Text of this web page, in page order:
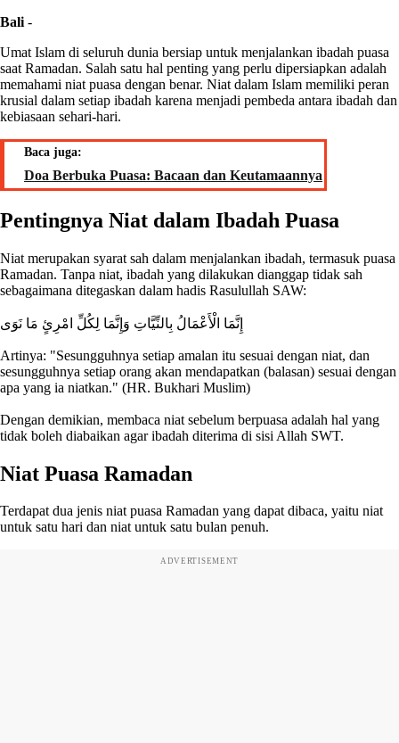
Bali -
Umat Islam di seluruh dunia bersiap untuk menjalankan ibadah puasa
saat Ramadan. Salah satu hal penting yang perlu dipersiapkan adalah
memahami niat puasa dengan benar. Niat dalam Islam memiliki peran
krusial dalam setiap ibadah karena menjadi pembeda antara ibadah dan
kebiasaan sehari-hari.
Baca juga:
Doa Berbuka Puasa: Bacaan dan Keutamaannya
Pentingnya Niat dalam Ibadah Puasa
Niat merupakan syarat sah dalam menjalankan ibadah, termasuk puasa
Ramadan. Tanpa niat, ibadah yang dilakukan dianggap tidak sah
sebagaimana ditegaskan dalam hadis Rasulullah SAW:
إِنَّمَا الْأَعْمَالُ بِالنِّيَّاتِ وَإِنَّمَا لِكُلِّ امْرِئٍ مَا نَوَى
Artinya: "Sesungguhnya setiap amalan itu sesuai dengan niat, dan
sesungguhnya setiap orang akan mendapatkan (balasan) sesuai dengan
apa yang ia niatkan." (HR. Bukhari Muslim)
Dengan demikian, membaca niat sebelum berpuasa adalah hal yang
tidak boleh diabaikan agar ibadah diterima di sisi Allah SWT.
Niat Puasa Ramadan
Terdapat dua jenis niat puasa Ramadan yang dapat dibaca, yaitu niat
untuk satu hari dan niat untuk satu bulan penuh.
ADVERTISEMENT